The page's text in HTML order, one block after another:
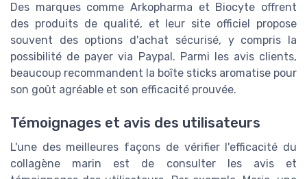
Des marques comme Arkopharma et Biocyte offrent
des produits de qualité, et leur site officiel propose
souvent des options d'achat sécurisé, y compris la
possibilité de payer via Paypal. Parmi les avis clients,
beaucoup recommandent la boîte sticks aromatise pour
son goût agréable et son efficacité prouvée.
Témoignages et avis des utilisateurs
L'une des meilleures façons de vérifier l'efficacité du
collagène marin est de consulter les avis et